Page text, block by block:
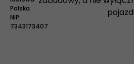
Polska
NIP:
7343173407